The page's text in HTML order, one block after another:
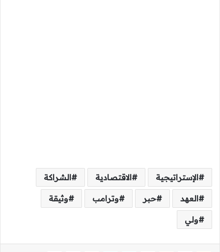
الإستراتيجية الاقتصادية الشراكة
العهد حبر وترامب وثيقة
ولي